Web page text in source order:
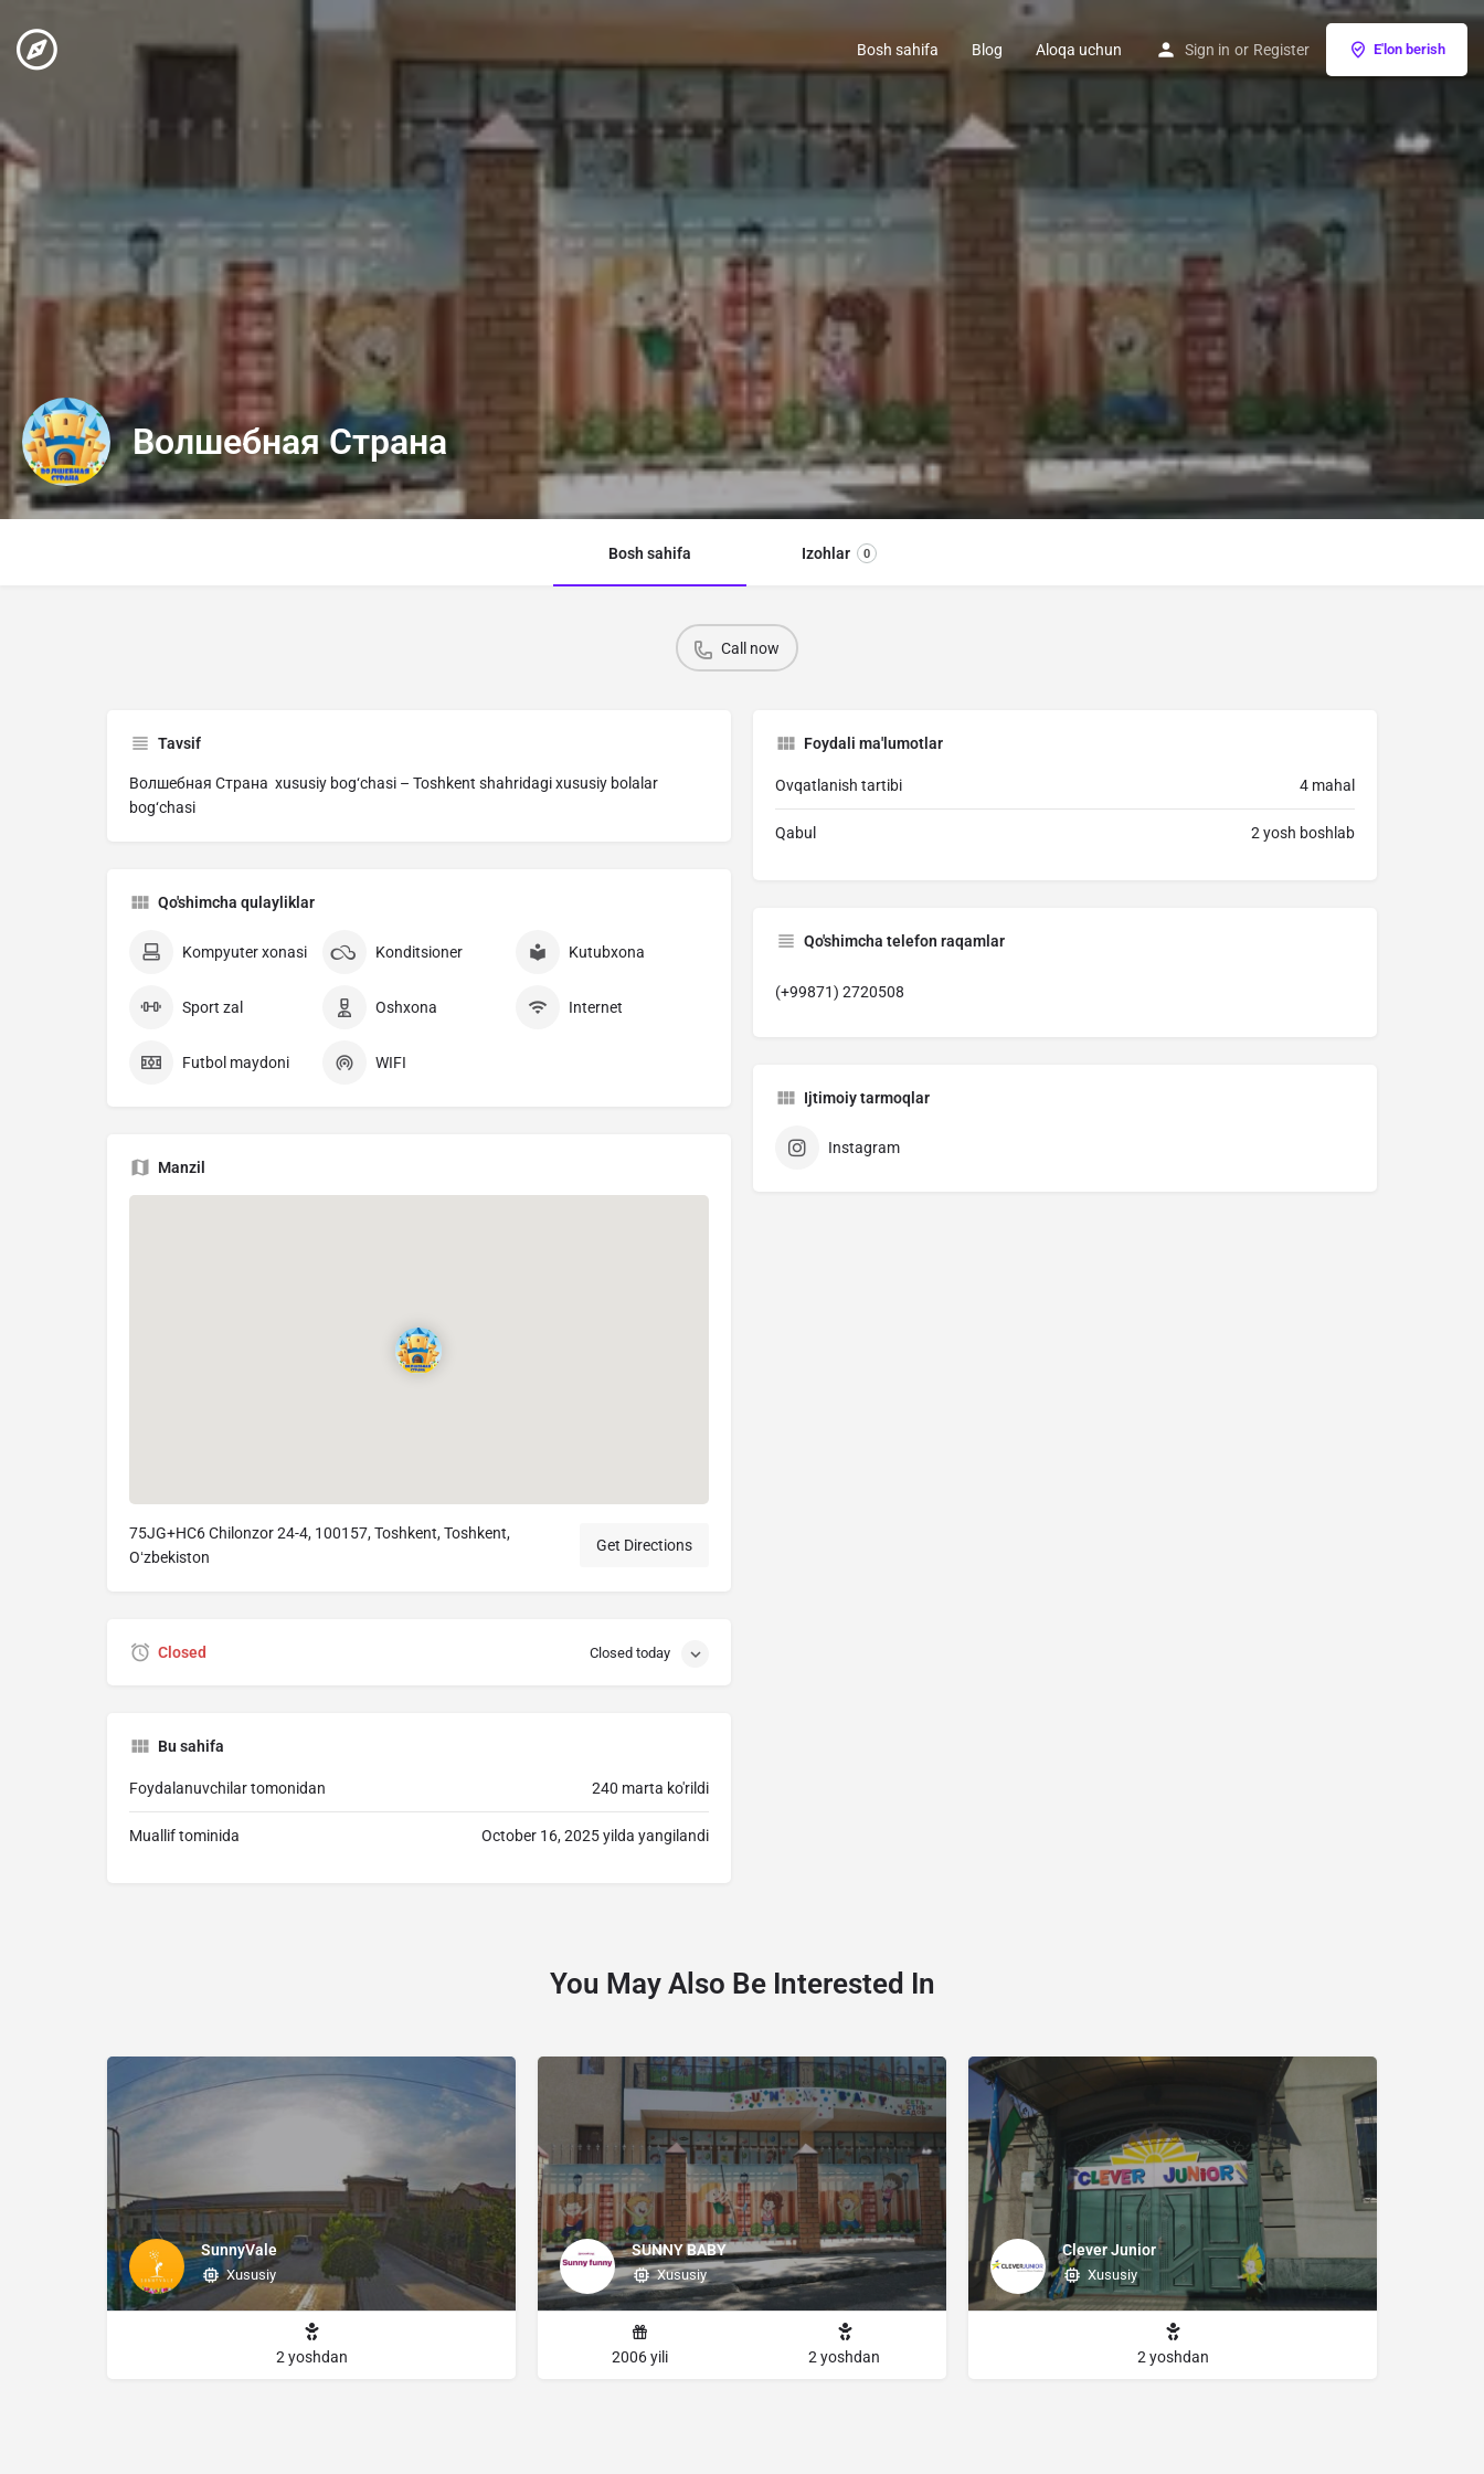
Bosh sahifa Blog Aloqa uchun Sign in or Register E'lon berish
Волшебная Страна
Bosh sahifa Izohlar 0
Call now
Tavsif
Волшебная Страна xususiy bog‘chasi – Toshkent shahridagi xususiy bolalar
bog‘chasi
Qo'shimcha qulayliklar
Kompyuter xonasi Konditsioner Kutubxona
Sport zal Oshxona Internet
Futbol maydoni WIFI
Manzil
75JG+HC6 Chilonzor 24-4, 100157, Тоshkent, Toshkent,
Oʻzbekiston
Get Directions
Closed Closed today
Bu sahifa
Foydalanuvchilar tomonidan 240 marta ko'rildi
Muallif tominida October 16, 2025 yilda yangilandi
Foydali ma'lumotlar
Ovqatlanish tartibi 4 mahal
Qabul 2 yosh boshlab
Qo'shimcha telefon raqamlar
(+99871) 2720508
Ijtimoiy tarmoqlar
Instagram
You May Also Be Interested In
SunnyVale
Xususiy
2 yoshdan
SUNNY BABY
Xususiy
2006 yili 2 yoshdan
Clever Junior
Xususiy
2 yoshdan